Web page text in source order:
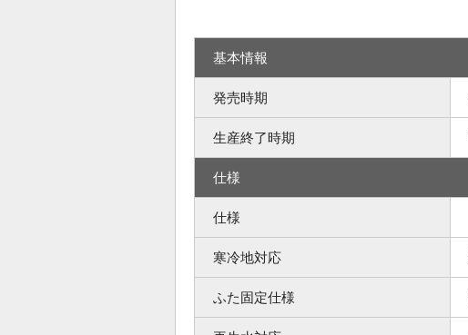
基本情報
発売時期
生産終了時期
仕様
仕様
寒冷地対応
ふた固定仕様